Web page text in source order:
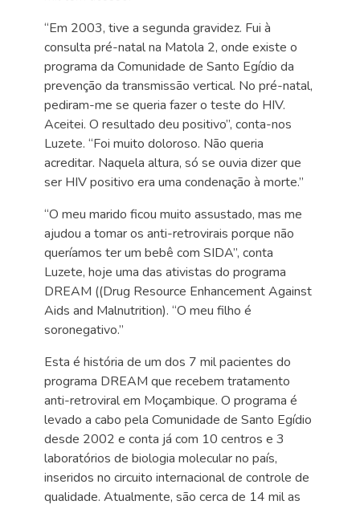
“Em 2003, tive a segunda gravidez. Fui à
consulta pré-natal na Matola 2, onde existe o
programa da Comunidade de Santo Egídio da
prevenção da transmissão vertical. No pré-natal,
pediram-me se queria fazer o teste do HIV.
Aceitei. O resultado deu positivo”, conta-nos
Luzete. “Foi muito doloroso. Não queria
acreditar. Naquela altura, só se ouvia dizer que
ser HIV positivo era uma condenação à morte.”
“O meu marido ficou muito assustado, mas me
ajudou a tomar os anti-retrovirais porque não
queríamos ter um bebê com SIDA”, conta
Luzete, hoje uma das ativistas do programa
DREAM ((Drug Resource Enhancement Against
Aids and Malnutrition). “O meu filho é
soronegativo.”
Esta é história de um dos 7 mil pacientes do
programa DREAM que recebem tratamento
anti-retroviral em Moçambique. O programa é
levado a cabo pela Comunidade de Santo Egídio
desde 2002 e conta já com 10 centros e 3
laboratórios de biologia molecular no país,
inseridos no circuito internacional de controle de
qualidade. Atualmente, são cerca de 14 mil as